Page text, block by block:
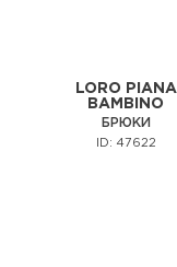
LORO PIANA
BAMBINO
БРЮКИ
ID: 47622